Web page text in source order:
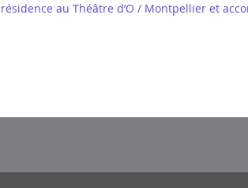
au Théâtre d’O / Montpellier et